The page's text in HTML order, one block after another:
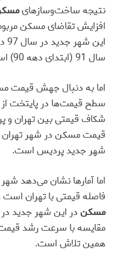
نتیجه ساخت‌وسازهای
افزایش تقاضای مسکن
سال 91 (ابتدای دهه 90) است.
اما به دنبال جهش قیمت
شکاف قیمتی بین تهران و
شهر جدید پردیس است.
اما آمارها نشان می‌دهد
فاصله قیمتی با تهران است
مسکندر این شهر جدید
مقایسه با سرعت رشد
همین تلاش است.